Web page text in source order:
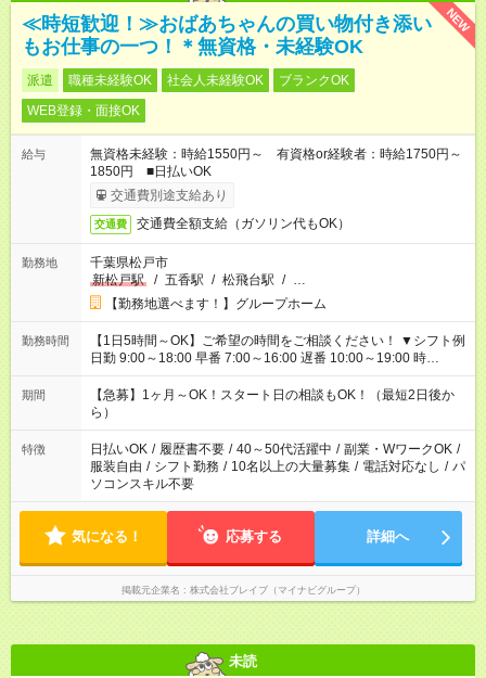
NEW
≪時短歓迎！≫おばあちゃんの買い物付き添い
もお仕事の一つ！＊無資格・未経験OK
派遣 職種未経験OK 社会人未経験OK
ブランクOK
WEB登録・面接OK
給与
無資格未経験：時給1550円～ 有資格or経験者：時給1750円～
1850円 ■日払いOK
交通費別途支給あり
交通費 交通費全額支給（ガソリン代もOK）
勤務地
千葉県松戸市
新松戸駅
/ 五香駅 / 松飛台駅 / …
【勤務地選べます！】グループホーム
勤務時間
【1日5時間～OK】ご希望の時間をご相談ください！ ▼シフト例
日勤 9:00～18:00 早番 7:00～16:00 遅番 10:00～19:00 時
短 10:00～15:00 上記はあくまで一例です。 「夕方までには帰宅
しておきたい」 「朝はゆっくりのスタートがいい」 「お昼の時
間を有効に使いたい」 など、ご希望があれば教えてください
ね。
期間
【急募】1ヶ月～OK！スタート日の相談もOK！（最短2日後か
ら）
特徴 日払いOK / 履歴書不要 / 40～50代活躍中 / 副業・WワークOK /
服装自由 / シフト勤務 / 10名以上の大量募集 / 電話対応なし / パ
ソコンスキル不要
気になる！ 応募する 詳細へ
掲載元企業名 株式会社ブレイブ（マイナビグループ）
未読